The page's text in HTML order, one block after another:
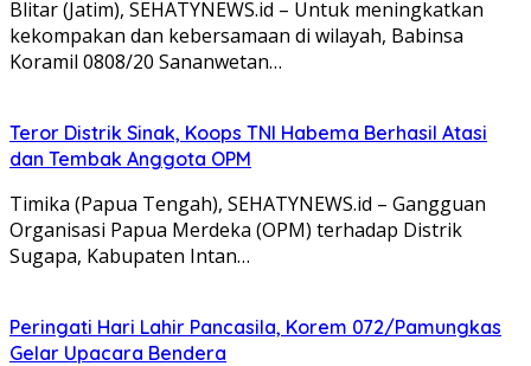
Blitar (Jatim), SEHATYNEWS.id – Untuk meningkatkan
kekompakan dan kebersamaan di wilayah, Babinsa
Koramil 0808/20 Sananwetan…
Teror Distrik Sinak, Koops TNI Habema Berhasil Atasi
dan Tembak Anggota OPM
Timika (Papua Tengah), SEHATYNEWS.id – Gangguan
Organisasi Papua Merdeka (OPM) terhadap Distrik
Sugapa, Kabupaten Intan…
Peringati Hari Lahir Pancasila, Korem 072/Pamungkas
Gelar Upacara Bendera